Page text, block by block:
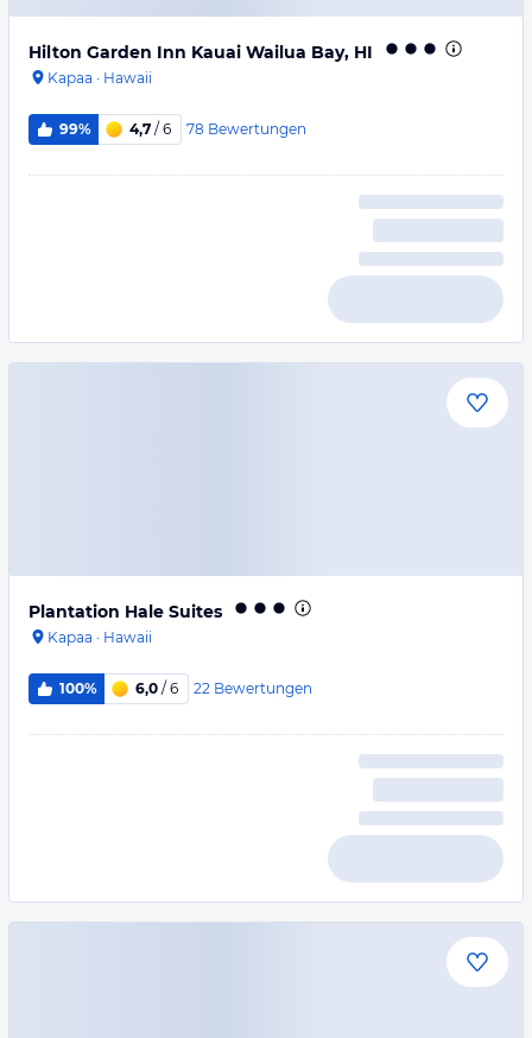
Hilton Garden Inn Kauai Wailua Bay, HI
Kapaa · Hawaii
99% 4,7 / 6 78 Bewertungen
Plantation Hale Suites
Kapaa · Hawaii
100% 6,0 / 6 22 Bewertungen